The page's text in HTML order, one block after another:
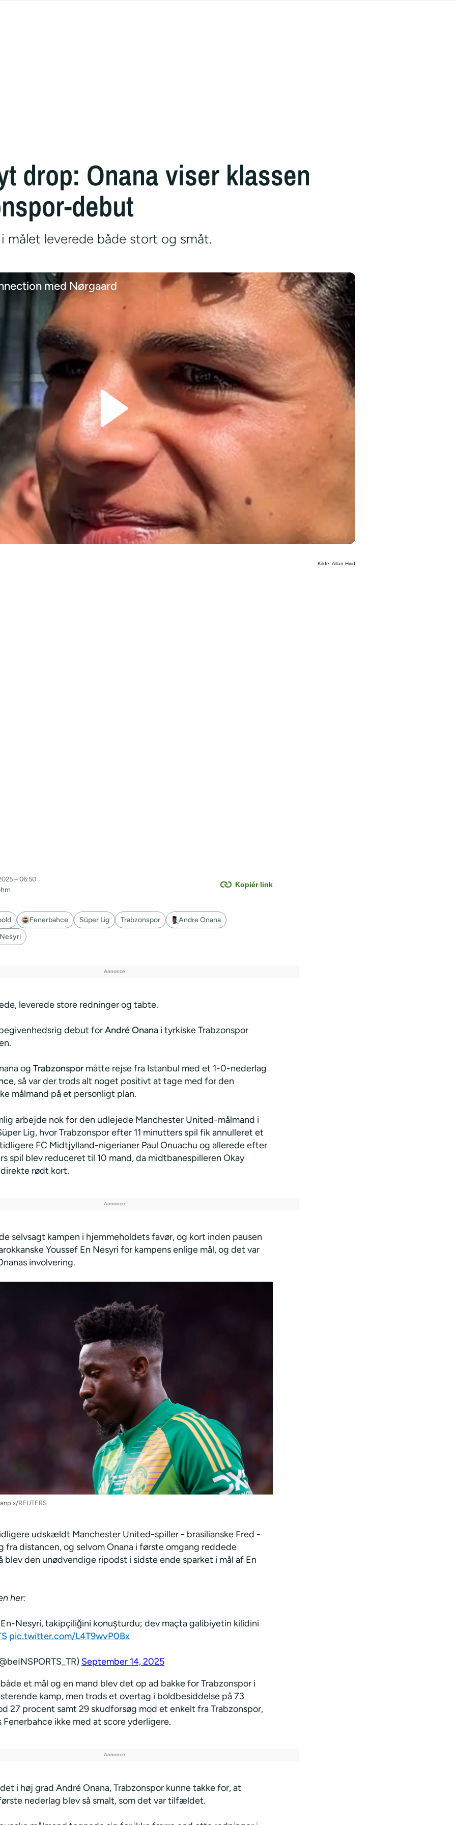
drop: Onana viser klassen
debut
målet leverede både stort og småt.
med Nørgaard
Kilde: Allan Hvid
Kopiér link
– 06:50
Fenerbahce Süper Lig Trabzonspor
Andre Onana
leverede store redninger og tabte.
debut forAndré Onana i tyrkiske Trabzonspor
og Trabzonspor måtte rejse fra Istanbul med et 1-0-nederlag
, så var der trods alt noget positivt at tage med for den
målmand på et personligt plan.
arbejde nok for den udlejede Manchester United-målmand i
Lig, hvor Trabzonspor efter 11 minutters spil fik annulleret et
FC Midtjylland-nigerianer Paul Onuachu og allerede efter
spil blev reduceret til 10 mand, da midtbanespilleren Okay
rødt kort.
selvsagt kampen i hjemmeholdets favør, og kort inden pausen
Youssef En Nesyri for kampens enlige mål, og det var
involvering.
REUTERS
udskældt Manchester United-spiller - brasilianske Fred -
fra distancen, og selvom Onana i første omgang reddede
blev den unødvendige ripodst i sidste ende sparket i mål af En
her:
En-Nesyri, takipçiliğini konuşturdu; dev maçta galibiyetin kilidini
pic.twitter.com/L4T9wvP0Bx
September 14, 2025
et mål og en mand blev det op ad bakke for Trabzonspor i
kamp, men trods et overtag i boldbesiddelse på 73
27 procent samt 29 skudforsøg mod et enkelt fra Trabzonspor,
Fenerbahce ikke med at score yderligere.
i høj grad André Onana, Trabzonspor kunne takke for, at
nederlag blev så smalt, som det var tilfældet.